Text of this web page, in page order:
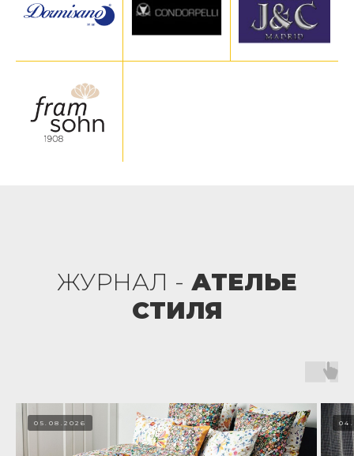
ЖУРНАЛ - АТЕЛЬЕ
СТИЛЯ
05.08.2026